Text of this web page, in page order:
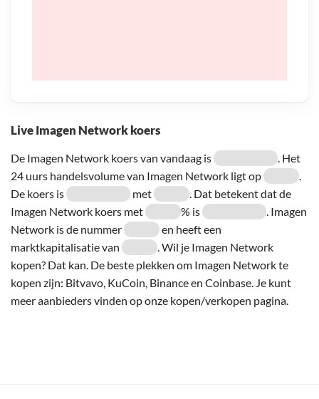
Live Imagen Network koers
De Imagen Network koers van vandaag is
. Het
24 uurs handelsvolume van Imagen Network ligt op
.
De koers is
met
. Dat betekent dat de
Imagen Network koers met
% is
. Imagen
Network is de nummer
en heeft een
marktkapitalisatie van
. Wil je Imagen Network
kopen? Dat kan. De beste plekken om Imagen Network te
kopen zijn: Bitvavo, KuCoin, Binance en Coinbase. Je kunt
meer aanbieders vinden op onze kopen/verkopen pagina.